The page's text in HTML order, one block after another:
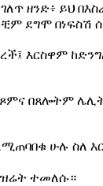
ዘንድ፥ ይህ
በነፍስሽ
እርስዋም
በጸሎትም
ሁሉ ስለ
ተመለሱ።